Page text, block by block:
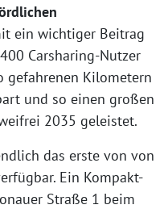
ein wichtiger Beitrag
Carsharing-Nutzer
gefahrenen Kilometern
und so einen großen
2035 geleistet.
das erste von von
Ein Kompakt-
Straße 1 beim